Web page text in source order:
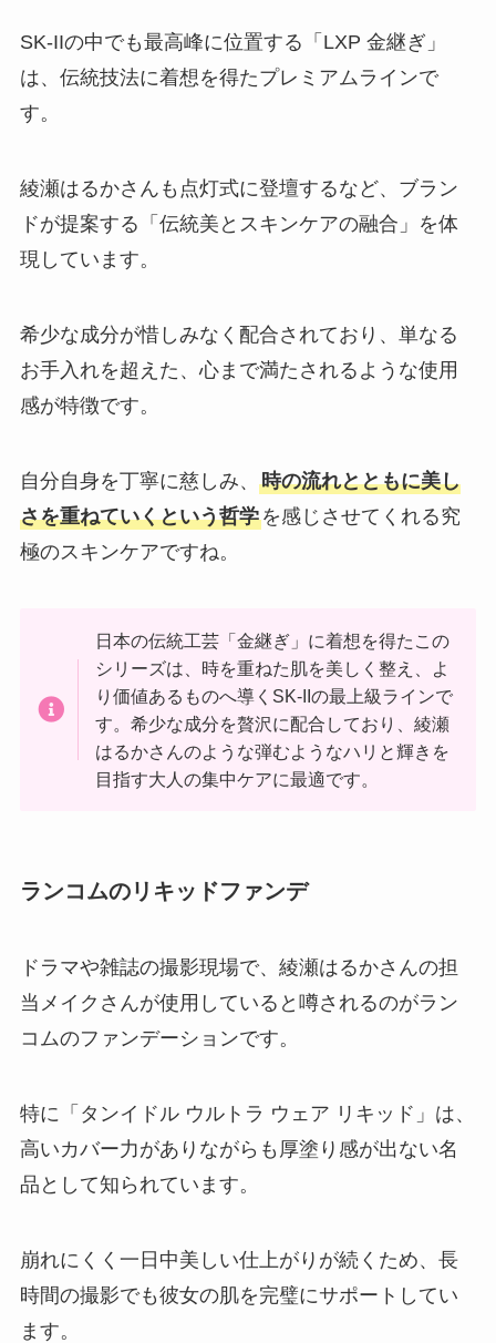
SK-IIの中でも最高峰に位置する「LXP 金継ぎ」
は、伝統技法に着想を得たプレミアムラインで
す。
綾瀬はるかさんも点灯式に登壇するなど、ブラン
ドが提案する「伝統美とスキンケアの融合」を体
現しています。
希少な成分が惜しみなく配合されており、単なる
お手入れを超えた、心まで満たされるような使用
感が特徴です。
自分自身を丁寧に慈しみ、 時の流れとともに美し
さを重ねていくという哲学を感じさせてくれる究
極のスキンケアですね。
日本の伝統工芸「金継ぎ」に着想を得たこの
シリーズは、時を重ねた肌を美しく整え、よ
り価値あるものへ導くSK-IIの最上級ラインで
す。希少な成分を贅沢に配合しており、綾瀬
はるかさんのような弾むようなハリと輝きを
目指す大人の集中ケアに最適です。
ランコムのリキッドファンデ
ドラマや雑誌の撮影現場で、綾瀬はるかさんの担
当メイクさんが使用していると噂されるのがラン
コムのファンデーションです。
特に「タンイドル ウルトラ ウェア リキッド」は、
高いカバー力がありながらも厚塗り感が出ない名
品として知られています。
崩れにくく一日中美しい仕上がりが続くため、長
時間の撮影でも彼女の肌を完璧にサポートしてい
ます。